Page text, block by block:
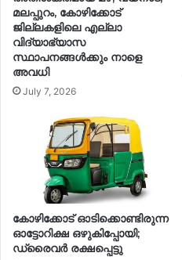
മലപ്പുറം, കോഴിക്കോട്
ജില്ലകളിലെ എല്ലാ
വിദ്യാഭ്യാസ
സ്ഥാപനങ്ങൾക്കും നാളെ
അവധി
July 7, 2026
കോഴിക്കോട് ഓടിക്കൊണ്ടിരുന്ന
ഓട്ടോറിക്ഷ ഒഴുകിപ്പോയി;
ഡ്രൈവര്‍ രക്ഷപ്പെട്ടു